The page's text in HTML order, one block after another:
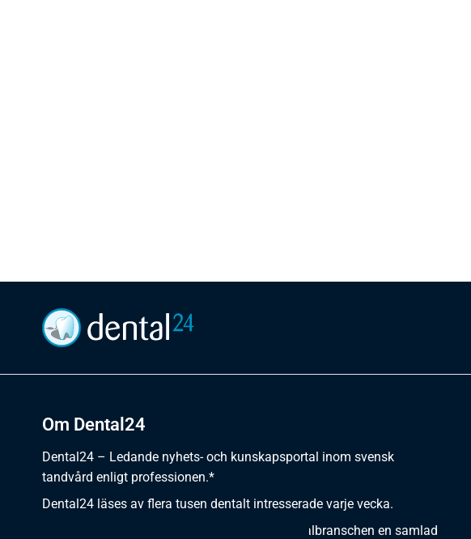
Om Dental24
Dental24 – Ledande nyhets- och kunskapsportal inom svensk
tandvård enligt professionen.*
Dental24 läses av flera tusen dentalt intresserade varje vecka.
Dental24 erbjuder yrkesverksamma inom dentalbranschen en samlad